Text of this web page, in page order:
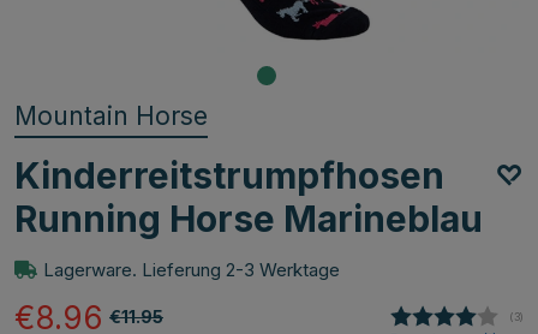
Mountain Horse
Kinderreitstrumpfhosen
Running Horse Marineblau
Lagerware. Lieferung 2-3 Werktage
€11.95
€8.96 (3)